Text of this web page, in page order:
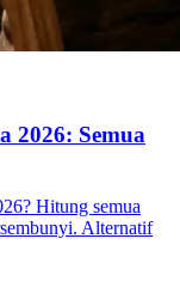
2026: Semua
Hitung semua
Alternatif